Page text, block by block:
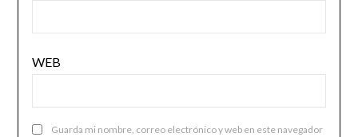
WEB
Guarda mi nombre, correo electrónico y web en este navegador